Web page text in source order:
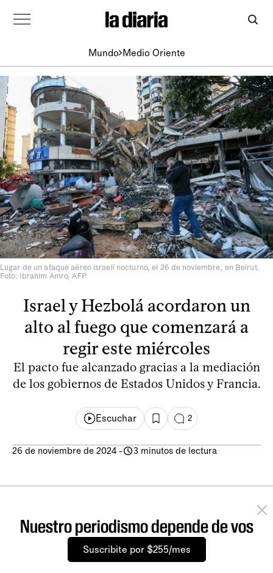
Mundo Medio Oriente
Lugar de un ataque aéreo israelí nocturno, el 26 de noviembre, en Beirut.
Foto: Ibrahim Amro, AFP
Israel y Hezbolá acordaron un
alto al fuego que comenzará a
regir este miércoles
El pacto fue alcanzado gracias a la mediación
de los gobiernos de Estados Unidos y Francia.
Escuchar 2
26 de noviembre de 2024 - 3 minutos de lectura
Nuestro periodismo depende de vos
Suscribite por $255/mes